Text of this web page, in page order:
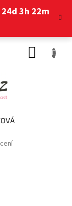
24d 3h 22m